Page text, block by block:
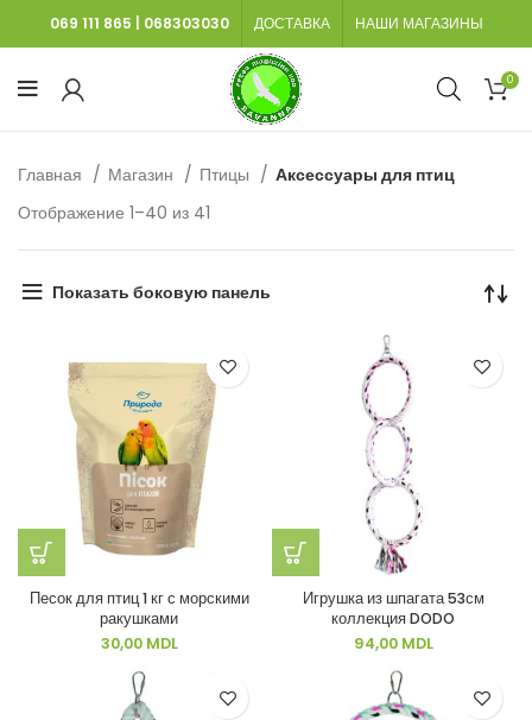
069 111 865 068303030 ДОСТАВКА НАШИ МАГАЗИНЫ
0
Главная Магазин Птицы
Аксессуары для птиц
Отображение 1–40 из 41
Показать боковую панель
Песок для птиц 1 кг с морскими
ракушками
30,00 MDL
Игрушка из шпагата 53см
коллекция DODO
94,00 MDL